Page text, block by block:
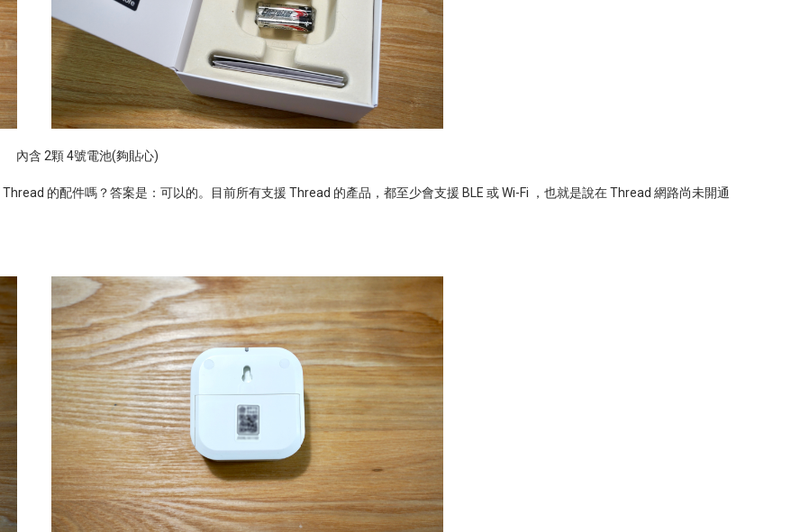
內含 2顆4號電池(夠貼心)
Thread 的配件嗎？答案是：可以的。目前所有支援 Thread 的產品，都至少會支援 BLE 或Wi-Fi ，也就是說在Thread 網路尚未開通